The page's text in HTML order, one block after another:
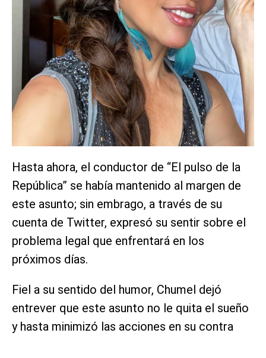
Hasta ahora, el conductor de “El pulso de la
República” se había mantenido al margen de
este asunto; sin embrago, a través de su
cuenta de Twitter, expresó su sentir sobre el
problema legal que enfrentará en los
próximos días.
Fiel a su sentido del humor, Chumel dejó
entrever que este asunto no le quita el sueño
y hasta minimizó las acciones en su contra